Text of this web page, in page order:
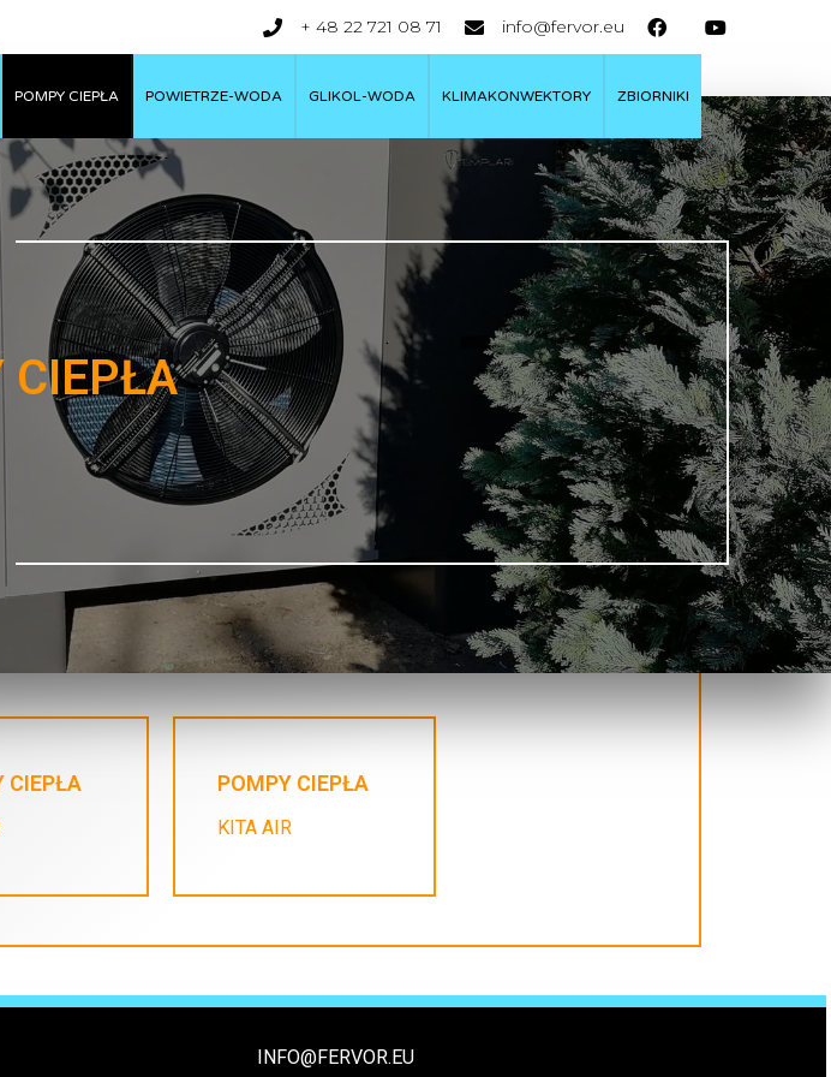
+ 48 22 721 08 71 info@fervor.eu
POMPY CIEPŁA POWIETRZE-WODA GLIKOL-WODA KLIMAKONWEKTORY ZBIORNIKI
CIEPŁA
CIEPŁA POMPY CIEPŁA
KITA AIR
INFO@FERVOR.EU